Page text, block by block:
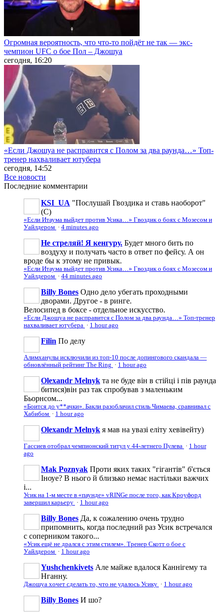
Огромная вероятность, что что-то пойдёт не так — экс-
чемпион UFC о бое Пол – Джошуа
сегодня, 16:20
«Если Джошуа не расправится с Полом за два раунда…» Топ-
тренер нахваливает ютубера
сегодня, 14:52
Все новости
Последние комментарии
KSI_UA "Послушай Гвоздика и ставь наоборот"
(С)
«Если Итаума выйдет против Усика…» Гвоздик о боях с Мозесом и
Уайлдером · 4 minutes ago
Не стреляй! Я кенгуру. Будет много бить по
воздуху и получать часто в ответ по фейсу. А он
вроде бы к этому не привык.
«Если Итаума выйдет против Усика…» Гвоздик о боях с Мозесом и
Уайлдером · 44 minutes ago
Billy Bones Одно дело убегать проходными
дворами. Другое - в ринге.
Велосипед в боксе - отдельное искусство.
«Если Джошуа не расправится с Полом за два раунда…» Топ-тренер
нахваливает ютубера · 1 hour ago
Filin По делу
Алимханулы исключили из топ-10 после допингового скандала —
обновлённый рейтинг The Ring · 1 hour ago
Olexandr Melnyk та не буде він в стійці і пів раунда
битися)він раз так спробував з маленьким
Бьорнсом...
«Боится до у**ачки». Бакли разоблачил стиль Чимаева, сравнивал с
Хабибом · 1 hour ago
Olexandr Melnyk я мав на увазі еліту хевівейту)
Гассиев отобрал чемпионский титул у 44-летнего Пулева · 1 hour
ago
Mak Poznyak Проти яких таких "гігантів" б'ється
Іноуе? В нього й близько немає настільки важчих
і...
Усик на 1-м месте в «паунде» vRINGe после того, как Кроуфорд
завершил карьеру · 1 hour ago
Billy Bones Да, к сожалению очень трудно
припомнить, когда последний раз Усик встречался
с соперником такого...
«Усик ещё не дрался с этим стилем». Тренер Скотт о бое с
Уайлдером · 1 hour ago
Yushchenkivets Але майже вдалося Каннігему та
Нганну.
Джошуа хочет сделать то, что не удалось Усику · 1 hour ago
Billy Bones И шо?